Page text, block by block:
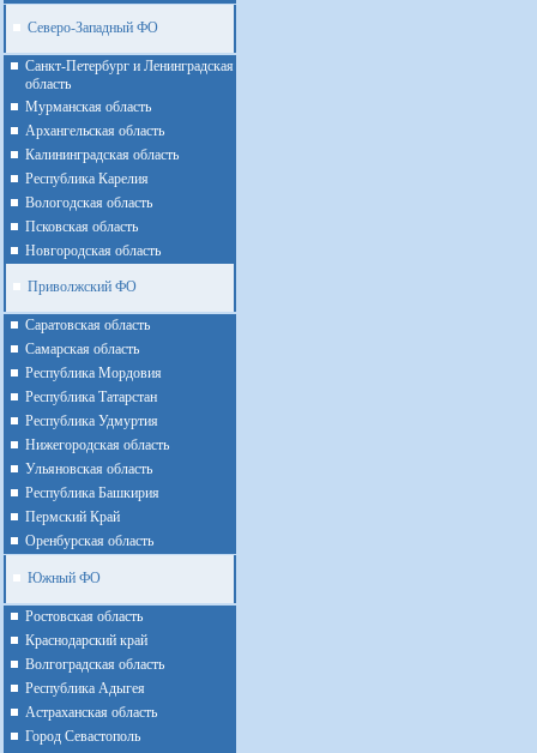
Северо-Западный ФО
Санкт-Петербург и Ленинградская
область
Мурманская область
Архангельская область
Калининградская область
Республика Карелия
Вологодская область
Псковская область
Новгородская область
Приволжский ФО
Cаратовская область
Cамарская область
Республика Мордовия
Республика Татарстан
Республика Удмуртия
Нижегородская область
Ульяновская область
Республика Башкирия
Пермский Край
Оренбурская область
Южный ФО
Ростовская область
Краснодарский край
Волгоградская область
Республика Адыгея
Астраханская область
Город Севастополь